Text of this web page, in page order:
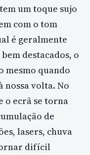
um toque sujo
com o tom
é geralmente
destacados, o
mesmo quando
nossa volta. No
o ecrã se torna
de
lasers, chuva
difícil